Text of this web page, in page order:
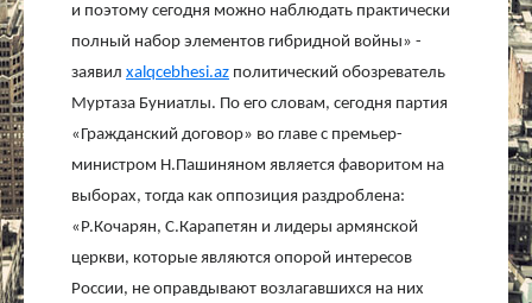
и поэтому сегодня можно наблюдать практически
полный набор элементов гибридной войны» -
заявил xalqcebhesi.az политический обозреватель
Муртаза Буниатлы. По его словам, сегодня партия
«Гражданский договор» во главе с премьер-
министром Н.Пашиняном является фаворитом на
выборах, тогда как оппозиция раздроблена:
«Р.Кочарян, С.Карапетян и лидеры армянской
церкви, которые являются опорой интересов
России, не оправдывают возлагавшихся на них